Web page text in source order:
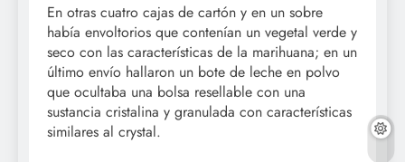
En otras cuatro cajas de cartón y en un sobre
había envoltorios que contenían un vegetal verde y
seco con las características de la marihuana; en un
último envío hallaron un bote de leche en polvo
que ocultaba una bolsa resellable con una
sustancia cristalina y granulada con características
similares al crystal.